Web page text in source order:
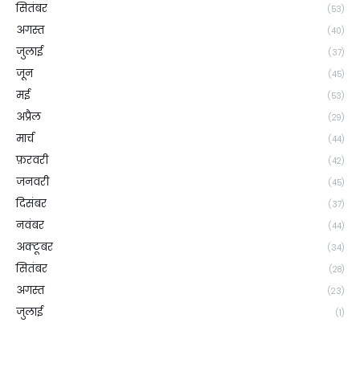
सितंबर (53)
अगस्त (40)
जुलाई (37)
जून (45)
मई (53)
अप्रैल (29)
मार्च (44)
फ़रवरी (42)
जनवरी (45)
दिसंबर (37)
नवंबर (44)
अक्टूबर (34)
सितंबर (28)
अगस्त (23)
जुलाई (1)